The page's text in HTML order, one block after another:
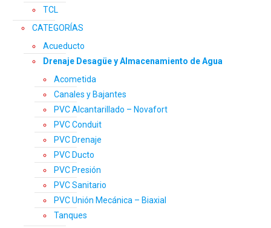
TCL
CATEGORÍAS
Acueducto
Drenaje Desagüe y Almacenamiento de Agua
Acometida
Canales y Bajantes
PVC Alcantarillado – Novafort
PVC Conduit
PVC Drenaje
PVC Ducto
PVC Presión
PVC Sanitario
PVC Unión Mecánica – Biaxial
Tanques